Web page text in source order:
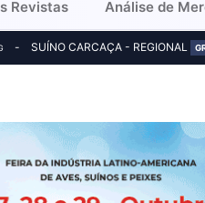
Revistas Análise de
SUÍNO CARCAÇA - REGIONAL